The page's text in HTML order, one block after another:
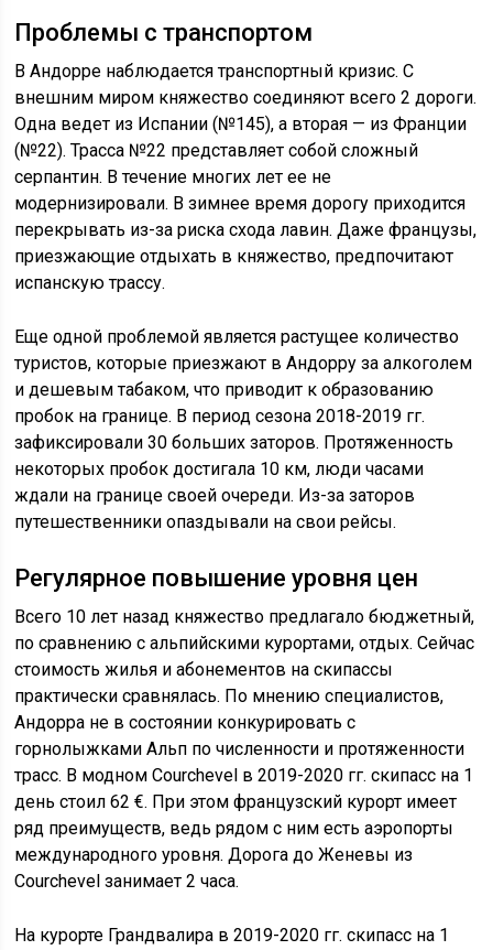
Проблемы с транспортом
В Андорре наблюдается транспортный кризис. С
внешним миром княжество соединяют всего 2 дороги.
Одна ведет из Испании (№145), а вторая — из Франции
(№22). Трасса №22 представляет собой сложный
серпантин. В течение многих лет ее не
модернизировали. В зимнее время дорогу приходится
перекрывать из-за риска схода лавин. Даже французы,
приезжающие отдыхать в княжество, предпочитают
испанскую трассу.
Еще одной проблемой является растущее количество
туристов, которые приезжают в Андорру за алкоголем
и дешевым табаком, что приводит к образованию
пробок на границе. В период сезона 2018-2019 гг.
зафиксировали 30 больших заторов. Протяженность
некоторых пробок достигала 10 км, люди часами
ждали на границе своей очереди. Из-за заторов
путешественники опаздывали на свои рейсы.
Регулярное повышение уровня цен
Всего 10 лет назад княжество предлагало бюджетный,
по сравнению с альпийскими курортами, отдых. Сейчас
стоимость жилья и абонементов на скипассы
практически сравнялась. По мнению специалистов,
Андорра не в состоянии конкурировать с
горнолыжками Альп по численности и протяженности
трасс. В модном Courchevel в 2019-2020 гг. скипасс на 1
день стоил 62 €. При этом французский курорт имеет
ряд преимуществ, ведь рядом с ним есть аэропорты
международного уровня. Дорога до Женевы из
Courchevel занимает 2 часа.
На курорте Грандвалира в 2019-2020 гг. скипасс на 1